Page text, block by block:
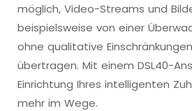
möglich, Video-Streams und
beispielsweise von einer
ohne qualitative
übertragen. Mit einem DSL40-
Einrichtung Ihres intelligenten
mehr im Wege.